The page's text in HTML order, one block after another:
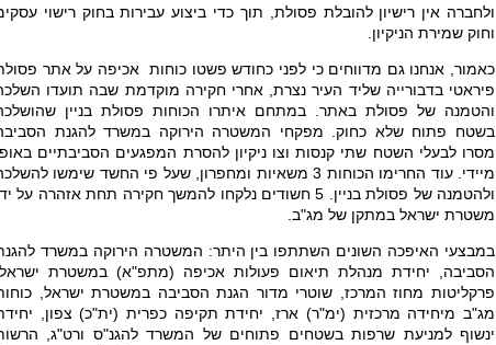
ולחברה אין רישיון להובלת פסולת, תוך כדי ביצוע עבירות בחוק רישוי
וחוק שמירת הניקיון.
כאמור, אנחנו גם מדווחים כי לפני כחודש פשטו כוחות אכיפה על אתר
פיראטי בדבורייה שליד העיר נצרת, אחרי חקירה מוקדמת שבה תועדו
והטמנה של פסולת באתר. במתחם איתרו הכוחות פסולת בניין
בשטח פתוח שלא כחוק. מפקחי המשטרה הירוקה במשרד להגנת
מסרו לבעלי השטח שתי קנסות וצו ניקיון להסרת המפגעים הסביבתיים
מיידי. עוד החרימו הכוחות 3 משאיות ומחפרון, שעל פי החשד שימשו
ולהטמנה של פסולת בניין. 5 חשודים נלקחו להמשך חקירה תחת אזהרה על
משטרת ישראל במתקן של מג"ב
במבצעי האיפכה השונים השתתפו בין היתר: המשטרה הירוקה במשרד
הסביבה, יחידת מנהלת תיאום פעולות אכיפה (מתפ"א) במשטרת
פרקליטות מחוז המרכז, שוטרי מדור הגנת הסביבה במשטרת ישראל,
מג"ב מיחידה מרכזית (ימ"ר) ארז, יחידת תקיפה כפרית (ית"כ) צפון,
ינשוף למניעת שרפות בשטחים פתוחים של המשרד להגנ"ס ורט"ג,